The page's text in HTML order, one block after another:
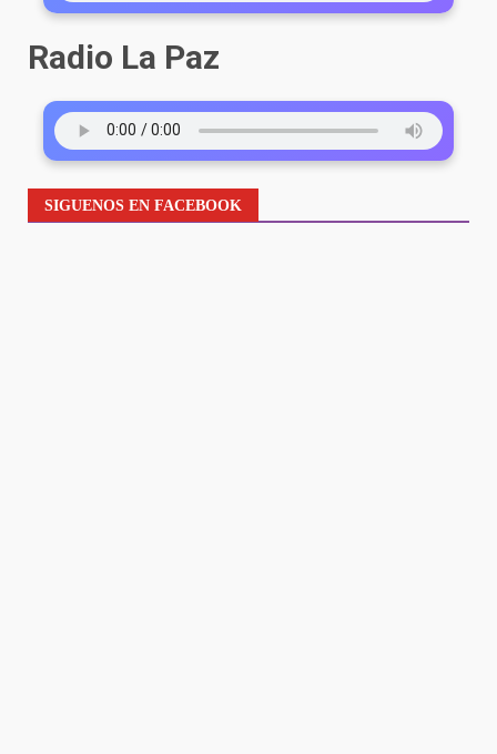
Radio La Paz
SIGUENOS EN FACEBOOK